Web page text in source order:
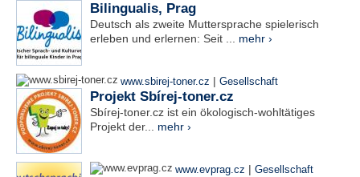
Bilingualis, Prag
Deutsch als zweite Muttersprache spielerisch
erleben und erlernen: Seit ... mehr ›
www.sbirej-toner.cz | Gesellschaft
Projekt Sbírej-toner.cz
Sbírej-toner.cz ist ein ökologisch-wohltätiges
Projekt der... mehr ›
www.evprag.cz | Gesellschaft